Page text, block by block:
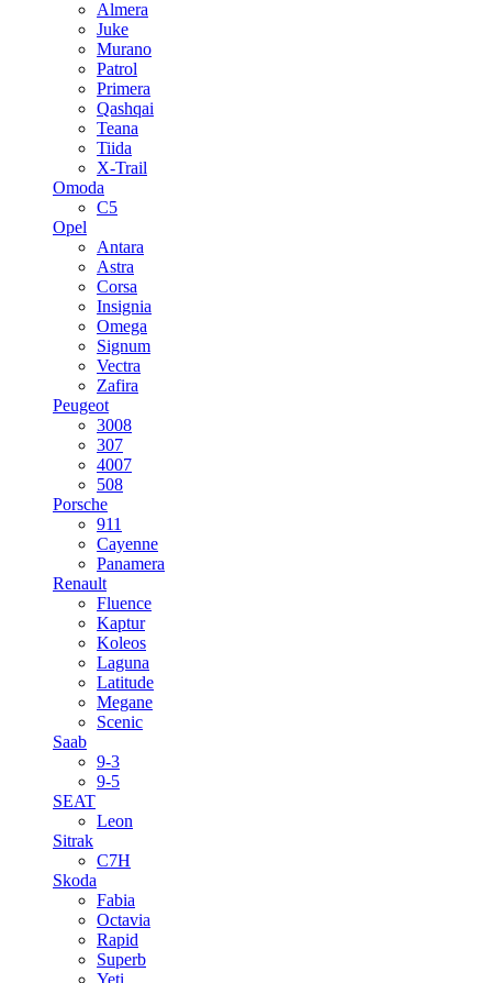
Almera
Juke
Murano
Patrol
Primera
Qashqai
Teana
Tiida
X-Trail
Omoda
C5
Opel
Antara
Astra
Corsa
Insignia
Omega
Signum
Vectra
Zafira
Peugeot
3008
307
4007
508
Porsche
911
Cayenne
Panamera
Renault
Fluence
Kaptur
Koleos
Laguna
Latitude
Megane
Scenic
Saab
9-3
9-5
SEAT
Leon
Sitrak
C7H
Skoda
Fabia
Octavia
Rapid
Superb
Yeti